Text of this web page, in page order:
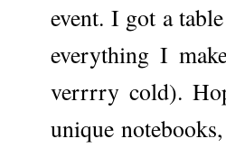
event. I got a
everything I
verrrry cold).
unique